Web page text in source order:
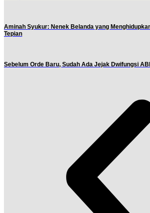
Aminah Syukur: Nenek Belanda yang
Tepian
Sebelum Orde Baru, Sudah Ada Jejak Dwifungsi